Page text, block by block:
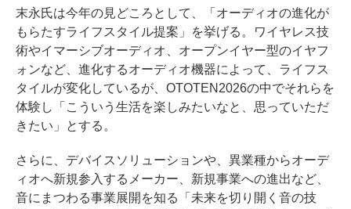
末永氏は今年の見どころとして、「オーディオの進化が
もらたすライフスタイル提案」を挙げる。ワイヤレス技
術やイマーシブオーディオ、オープンイヤー型のイヤフ
ォンなど、進化するオーディオ機器によって、ライフス
タイルが変化しているが、OTOTEN2026の中でそれらを
体験し「こういう生活を楽しみたいなと、思っていただ
きたい」とする。
さらに、デバイスソリューションや、異業種からオーデ
ィオへ新規参入するメーカー、新規事業への進出など、
音にまつわる事業展開を知る「未来を切り開く音の技